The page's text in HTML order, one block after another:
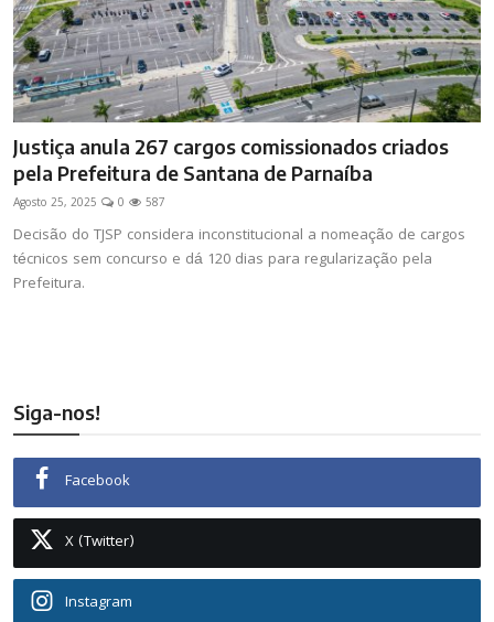
Justiça anula 267 cargos comissionados criados
pela Prefeitura de Santana de Parnaíba
Agosto 25, 2025 0 587
Decisão do TJSP considera inconstitucional a nomeação de cargos
técnicos sem concurso e dá 120 dias para regularização pela
Prefeitura.
Siga-nos!
Facebook
X (Twitter)
Instagram